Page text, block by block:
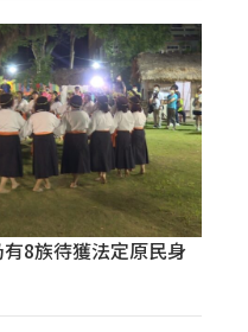
8族待獲法定原民身